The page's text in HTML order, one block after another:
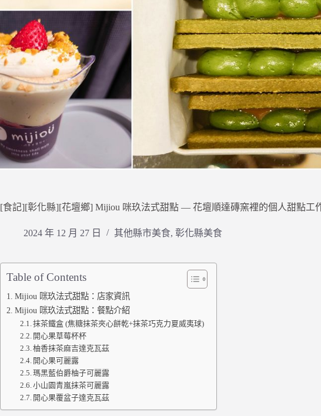
[食記][彰化縣][花壇鄉] Mijiou 咪玖法式甜點 — 花壇順達磚窯裡的個人甜點工
2024 年 12 月 27 日 其他縣市美食, 彰化縣美食
Table of Contents
Mijiou 咪玖法式甜點：店家資訊
Mijiou 咪玖法式甜點：餐點介紹
抹茶鐵盒 (焦糖抹茶夾心餅乾+抹茶巧克力夏威夷球)
開心果草莓杯杯
柚香抹茶麻吉達克瓦茲
開心果可麗露
瑪黑藍伯爵柚子可麗露
小山園青嵐抹茶可麗露
開心果覆盆子達克瓦茲